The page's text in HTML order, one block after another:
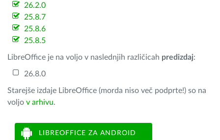
26.2.0
25.8.7
25.8.6
25.8.5
LibreOffice je na voljo v naslednjih različicah predizdaj:
26.8.0
Starejše izdaje LibreOffice (morda niso več podprte!) so na
voljo v arhivu.
LIBREOFFICE ZA ANDROID